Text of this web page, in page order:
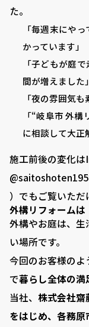
■ 求人サイト
■ お問い合わせ
TEL:
岐阜県
た。
「毎週末にや
かっています」
「子どもが庭
間が増えました」
「夜の雰囲気
「“岐阜市 外
に相談して大正
施工前後の変化
）でもご覧いただ
外構リフォーム
外構やお庭は、
い場所です。
今回のお客様の
で暮らし全体の満
当社、株式会社齋
をはじめ、各務